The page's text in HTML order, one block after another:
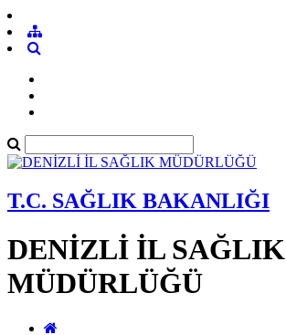
T.C. SAĞLIK BAKANLIĞI
DENİZLİ İL SAĞLIK
MÜDÜRLÜĞÜ